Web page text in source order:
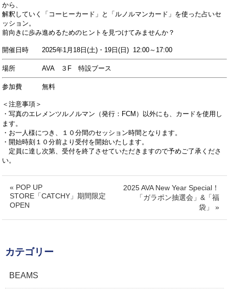
から、
解釈していく「コーヒーカード」と「ルノルマンカード」を使った占いセ
ッション。
前向きに歩み進めるためのヒントを見つけてみませんか？
開催日時 2025年1月18日(土)・19日(日) 12:00～17:00
場所 AVA ３F 特設ブース
参加費 無料
＜注意事項＞
・写真のエレメンツルノルマン（発行：FCM）以外にも、カードを使用し
ます。
・お一人様につき、１０分間のセッション時間となります。
・開始時刻１０分前より受付を開始いたします。
定員に達し次第、受付を終了させていただきますので予めご了承くださ
い。
« POP UP
STORE「CATCHY」期間限定
OPEN
2025 AVA New Year Special！
「ガラポン抽選会」&「福
袋」 »
カテゴリー
BEAMS